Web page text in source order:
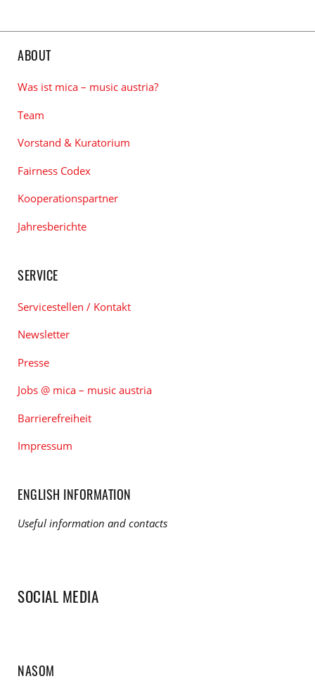
ABOUT
Was ist mica – music austria?
Team
Vorstand & Kuratorium
Fairness Codex
Kooperationspartner
Jahresberichte
SERVICE
Servicestellen / Kontakt
Newsletter
Presse
Jobs @ mica – music austria
Barrierefreiheit
Impressum
ENGLISH INFORMATION
Useful information and contacts
SOCIAL MEDIA
NASOM